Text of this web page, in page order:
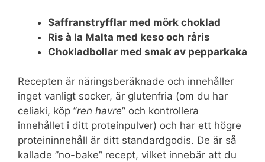
Saffranstryfflar med mörk choklad
Ris à la Malta med keso och råris
Chokladbollar med smak av pepparkaka
Recepten är näringsberäknade och innehåller
inget vanligt socker, är glutenfria (om du har
celiaki, köp ”ren havre” och kontrollera
innehållet i ditt proteinpulver) och har ett högre
proteininnehåll är ditt standardgodis. De är så
kallade ”no-bake” recept, vilket innebär att du